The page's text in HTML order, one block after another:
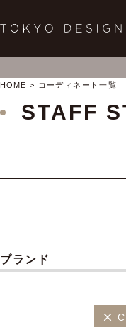
HOME コーディネート一覧
STAFF
ブランド